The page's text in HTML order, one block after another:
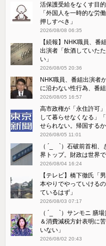
活保護受給をなくす目
「外国人を一時的な労
押しすべき」
2026/08/08 06:35
【続報】NHK職員、
出演者「飲酒していた
い」
2026/08/05 20:36
NHK職員、番組出演者
に沿わない性行為、番
2026/08/05 16:57
高市政権が「永住許可
して暮らせなくなる」
せられない。帰国する
2026/08/05 11:01
（ ´_ゝ`）石破前首相
界トップ。財政は世界で
2026/08/04 16:24
【テレビ】橋下徹氏「
本やりでやっていける
ているはず」
2026/08/03 07:17
（ ´_ゝ`）サンモニ 膳
＆消費減税方針表明に
いない」
2026/08/02 20:43